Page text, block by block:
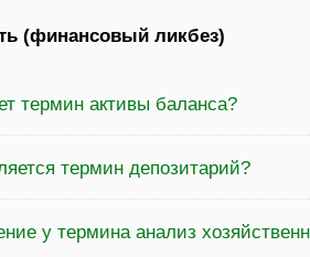
(финансовый ликбез)
термин активы баланса?
термин депозитарий?
у термина анализ